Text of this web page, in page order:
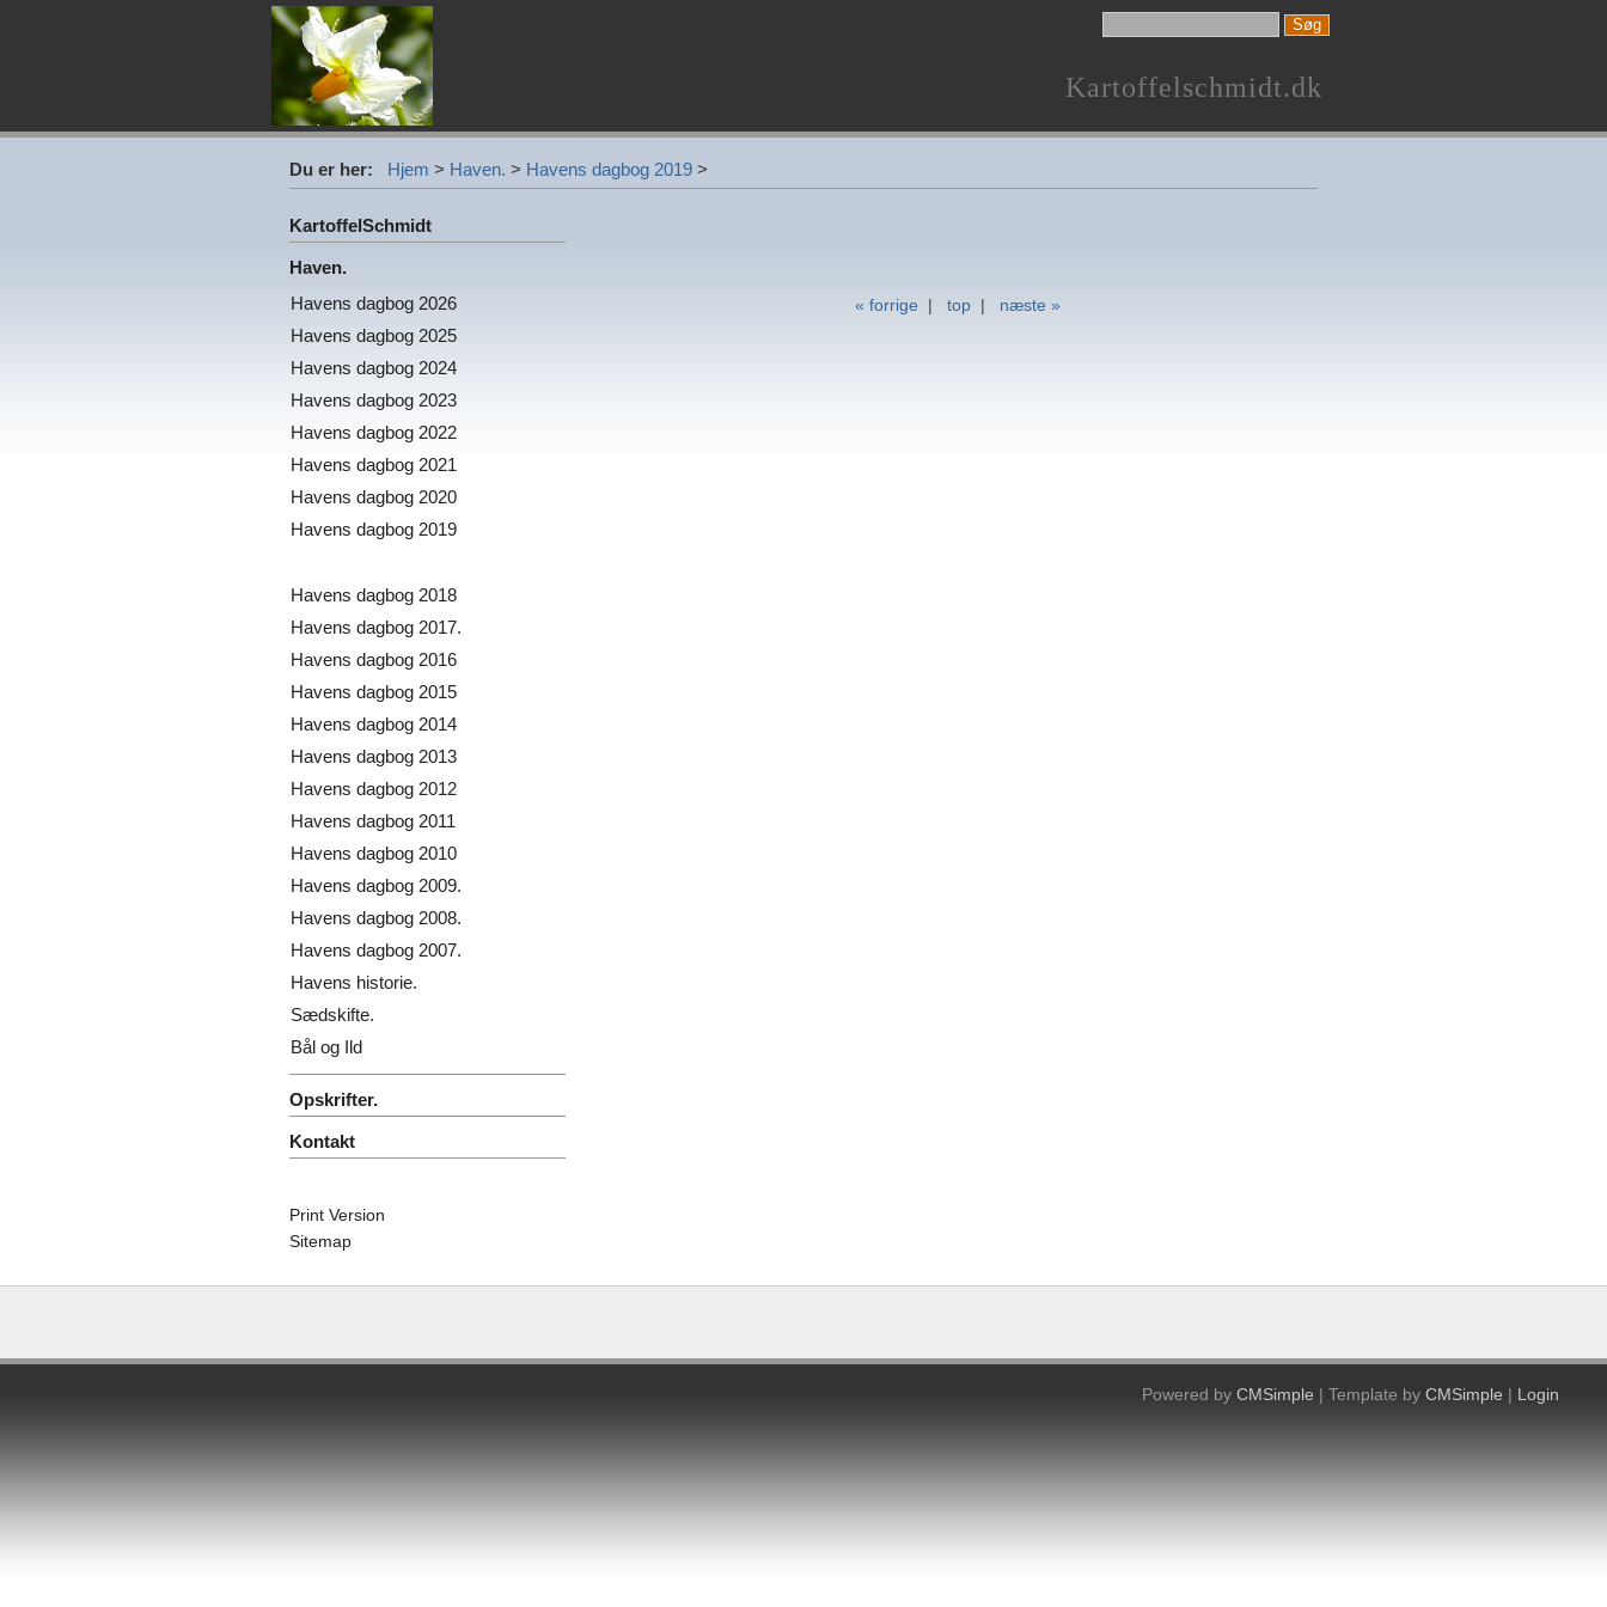
Kartoffelschmidt.dk
Du er her: Hjem > Haven. > Havens dagbog 2019 >
KartoffelSchmidt
Haven.
Havens dagbog 2026
Havens dagbog 2025
Havens dagbog 2024
Havens dagbog 2023
Havens dagbog 2022
Havens dagbog 2021
Havens dagbog 2020
Havens dagbog 2019
Havens dagbog 2018
Havens dagbog 2017.
Havens dagbog 2016
Havens dagbog 2015
Havens dagbog 2014
Havens dagbog 2013
Havens dagbog 2012
Havens dagbog 2011
Havens dagbog 2010
Havens dagbog 2009.
Havens dagbog 2008.
Havens dagbog 2007.
Havens historie.
Sædskifte.
Bål og Ild
Opskrifter.
Kontakt
Print Version
Sitemap
« forrige | top | næste »
Powered by CMSimple | Template by CMSimple | Login